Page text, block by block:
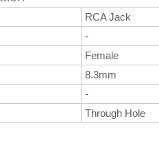
RCA Jack
-
Female
8.3mm
-
Through Hole